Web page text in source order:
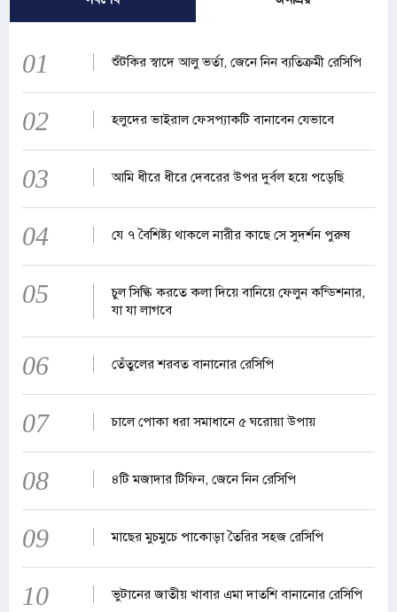
01 শুঁটকির স্বাদে আলু ভর্তা, জেনে নিন ব্যতিক্রমী রেসিপি
02 হলুদের ভাইরাল ফেসপ্যাকটি বানাবেন যেভাবে
03 আমি ধীরে ধীরে দেবরের উপর দুর্বল হয়ে পড়েছি
04 যে ৭ বৈশিষ্ট্য থাকলে নারীর কাছে সে সুদর্শন পুরুষ
05
চুল সিল্কি করতে কলা দিয়ে বানিয়ে ফেলুন কন্ডিশনার,
যা যা লাগবে
06 তেঁতুলের শরবত বানানোর রেসিপি
07 চালে পোকা ধরা সমাধানে ৫ ঘরোয়া উপায়
08 ৪টি মজাদার টিফিন, জেনে নিন রেসিপি
09 মাছের মুচমুচে পাকোড়া তৈরির সহজ রেসিপি
10 ভুটানের জাতীয় খাবার এমা দাতশি বানানোর রেসিপি